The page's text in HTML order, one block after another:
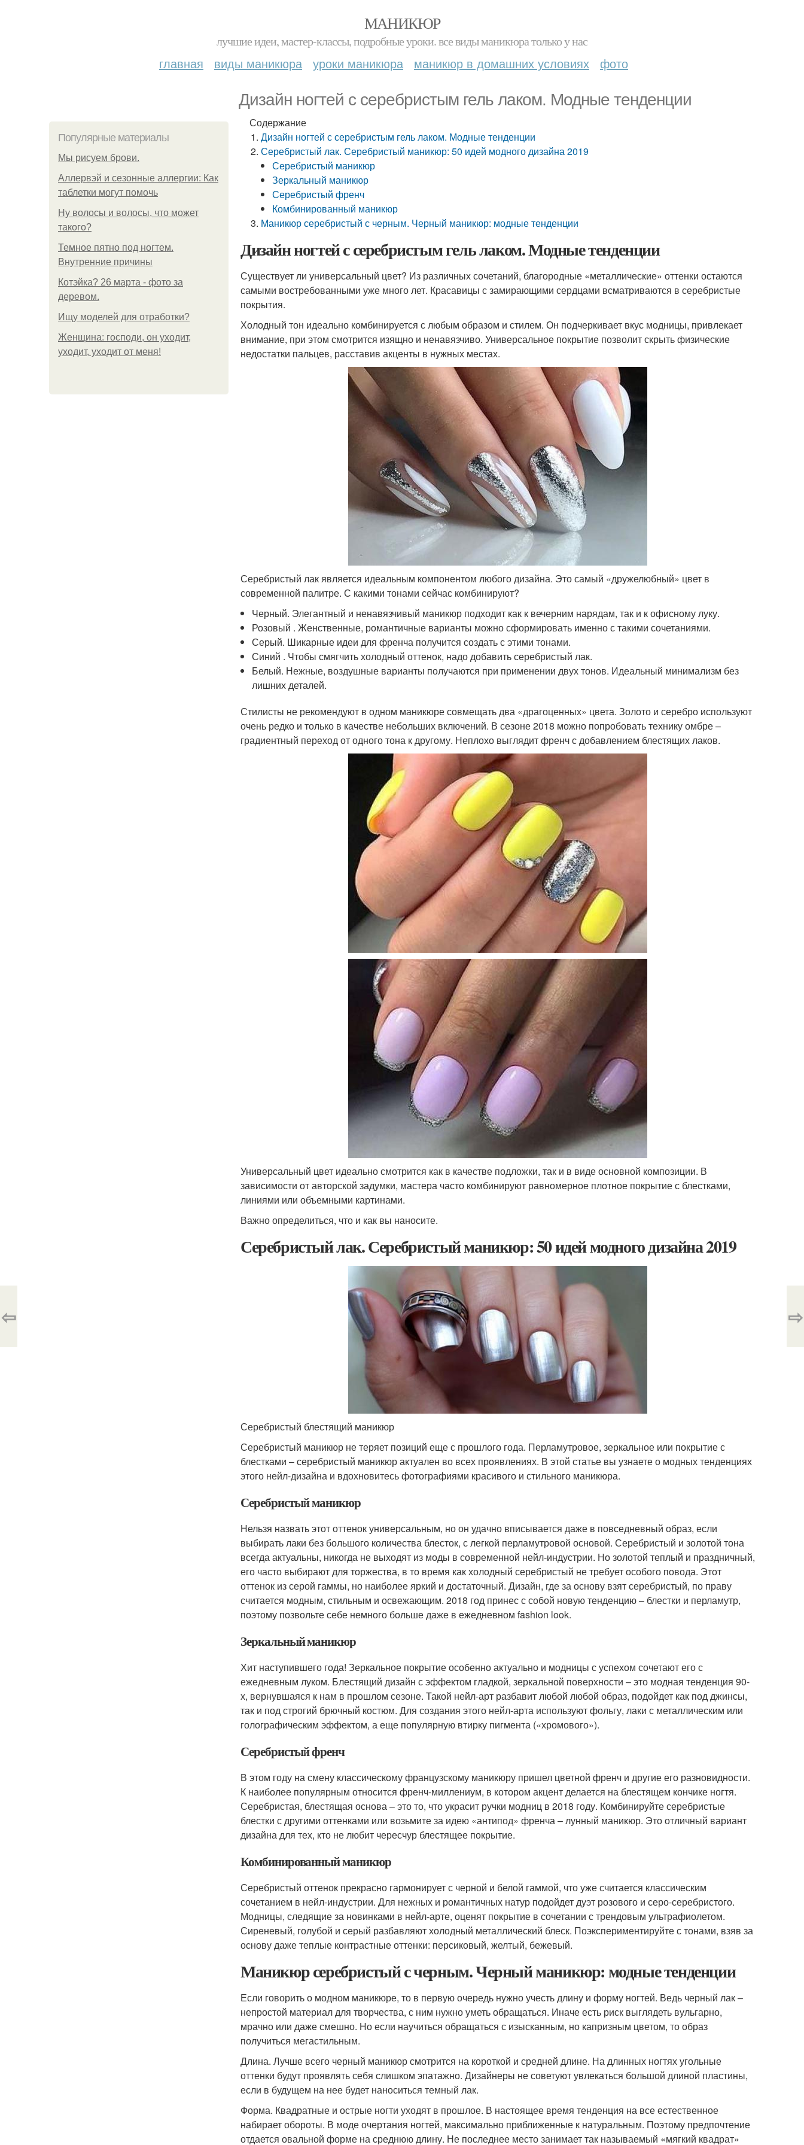
МАНИКЮР
лучшие идеи, мастер-классы, подробные уроки. все виды маникюра только у нас
главная виды маникюра уроки маникюра маникюр в домашних условиях фото
Дизайн ногтей с серебристым гель лаком. Модные тенденции
Популярные материалы
Мы рисуем брови.
Аллервэй и сезонные аллергии: Как
таблетки могут помочь
Ну волосы и волосы, что может
такого?
Темное пятно под ногтем.
Внутренние причины
Котэйка? 26 марта - фото за
деревом.
Ищу моделей для отработки?
Женщина: господи, он уходит,
уходит, уходит от меня!
Содержание
Дизайн ногтей с серебристым гель лаком. Модные тенденции
Серебристый лак. Серебристый маникюр: 50 идей модного дизайна 2019
Серебристый маникюр
Зеркальный маникюр
Серебристый френч
Комбинированный маникюр
Маникюр серебристый с черным. Черный маникюр: модные тенденции
Дизайн ногтей с серебристым гель лаком. Модные тенденции
Существует ли универсальный цвет? Из различных сочетаний, благородные «металлические» оттенки остаются
самыми востребованными уже много лет. Красавицы с замирающими сердцами всматриваются в серебристые
покрытия.
Холодный тон идеально комбинируется с любым образом и стилем. Он подчеркивает вкус модницы, привлекает
внимание, при этом смотрится изящно и ненавязчиво. Универсальное покрытие позволит скрыть физические
недостатки пальцев, расставив акценты в нужных местах.
Серебристый лак является идеальным компонентом любого дизайна. Это самый «дружелюбный» цвет в
современной палитре. С какими тонами сейчас комбинируют?
Черный. Элегантный и ненавязчивый маникюр подходит как к вечерним нарядам, так и к офисному луку.
Розовый . Женственные, романтичные варианты можно сформировать именно с такими сочетаниями.
Серый. Шикарные идеи для френча получится создать с этими тонами.
Синий . Чтобы смягчить холодный оттенок, надо добавить серебристый лак.
Белый. Нежные, воздушные варианты получаются при применении двух тонов. Идеальный минимализм без
лишних деталей.
Стилисты не рекомендуют в одном маникюре совмещать два «драгоценных» цвета. Золото и серебро используют
очень редко и только в качестве небольших включений. В сезоне 2018 можно попробовать технику омбре –
градиентный переход от одного тона к другому. Неплохо выглядит френч с добавлением блестящих лаков.
Универсальный цвет идеально смотрится как в качестве подложки, так и в виде основной композиции. В
зависимости от авторской задумки, мастера часто комбинируют равномерное плотное покрытие с блестками,
линиями или объемными картинами.
Важно определиться, что и как вы наносите.
Серебристый лак. Серебристый маникюр: 50 идей модного дизайна 2019
Серебристый блестящий маникюр
Серебристый маникюр не теряет позиций еще с прошлого года. Перламутровое, зеркальное или покрытие с
блестками – серебристый маникюр актуален во всех проявлениях. В этой статье вы узнаете о модных тенденциях
этого нейл-дизайна и вдохновитесь фотографиями красивого и стильного маникюра.
Серебристый маникюр
Нельзя назвать этот оттенок универсальным, но он удачно вписывается даже в повседневный образ, если
выбирать лаки без большого количества блесток, с легкой перламутровой основой. Серебристый и золотой тона
всегда актуальны, никогда не выходят из моды в современной нейл-индустрии. Но золотой теплый и праздничный,
его часто выбирают для торжества, в то время как холодный серебристый не требует особого повода. Этот
оттенок из серой гаммы, но наиболее яркий и достаточный. Дизайн, где за основу взят серебристый, по праву
считается модным, стильным и освежающим. 2018 год принес с собой новую тенденцию – блестки и перламутр,
поэтому позвольте себе немного больше даже в ежедневном fashion look.
Зеркальный маникюр
Хит наступившего года! Зеркальное покрытие особенно актуально и модницы с успехом сочетают его с
ежедневным луком. Блестящий дизайн с эффектом гладкой, зеркальной поверхности – это модная тенденция 90-
х, вернувшаяся к нам в прошлом сезоне. Такой нейл-арт разбавит любой любой образ, подойдет как под джинсы,
так и под строгий брючный костюм. Для создания этого нейл-арта используют фольгу, лаки с металлическим или
голографическим эффектом, а еще популярную втирку пигмента («хромового»).
Серебристый френч
В этом году на смену классическому французскому маникюру пришел цветной френч и другие его разновидности.
К наиболее популярным относится френч-миллениум, в котором акцент делается на блестящем кончике ногтя.
Серебристая, блестящая основа – это то, что украсит ручки модниц в 2018 году. Комбинируйте серебристые
блестки с другими оттенками или возьмите за идею «антипод» френча – лунный маникюр. Это отличный вариант
дизайна для тех, кто не любит чересчур блестящее покрытие.
Комбинированный маникюр
Серебристый оттенок прекрасно гармонирует с черной и белой гаммой, что уже считается классическим
сочетанием в нейл-индустрии. Для нежных и романтичных натур подойдет дуэт розового и серо-серебристого.
Модницы, следящие за новинками в нейл-арте, оценят покрытие в сочетании с трендовым ультрафиолетом.
Сиреневый, голубой и серый разбавляют холодный металлический блеск. Поэкспериментируйте с тонами, взяв за
основу даже теплые контрастные оттенки: персиковый, желтый, бежевый.
Маникюр серебристый с черным. Черный маникюр: модные тенденции
Если говорить о модном маникюре, то в первую очередь нужно учесть длину и форму ногтей. Ведь черный лак –
непростой материал для творчества, с ним нужно уметь обращаться. Иначе есть риск выглядеть вульгарно,
мрачно или даже смешно. Но если научиться обращаться с изысканным, но капризным цветом, то образ
получиться мегастильным.
Длина. Лучше всего черный маникюр смотрится на короткой и средней длине. На длинных ногтях угольные
оттенки будут проявлять себя слишком эпатажно. Дизайнеры не советуют увлекаться большой длиной пластины,
если в будущем на нее будет наноситься темный лак.
Форма. Квадратные и острые ногти уходят в прошлое. В настоящее время тенденция на все естественное
набирает обороты. В моде очертания ногтей, максимально приближенные к натуральным. Поэтому предпочтение
отдается овальной форме на среднюю длину. Не последнее место занимает так называемый «мягкий квадрат»
⇦ ⇨